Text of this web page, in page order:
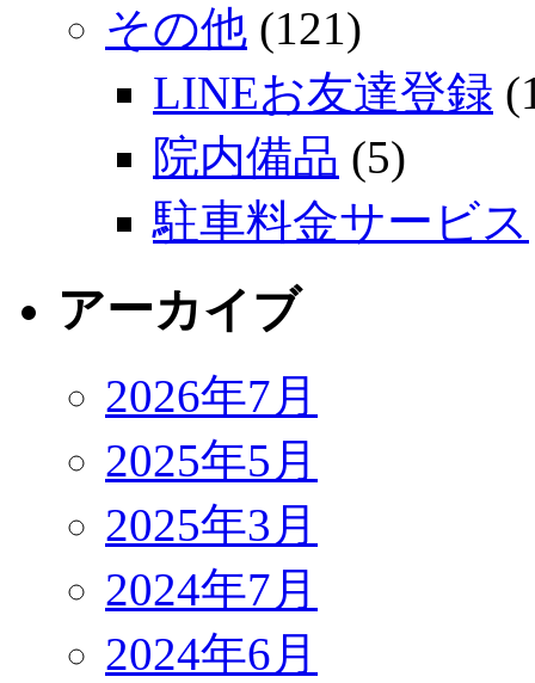
その他 (121)
LINEお友達登録
院内備品 (5)
駐車料金サービス
アーカイブ
2026年7月
2025年5月
2025年3月
2024年7月
2024年6月